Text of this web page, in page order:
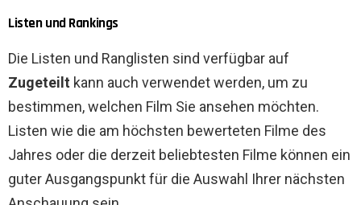
Listen und Rankings
Die Listen und Ranglisten sind verfügbar auf
Zugeteilt kann auch verwendet werden, um zu
bestimmen, welchen Film Sie ansehen möchten.
Listen wie die am höchsten bewerteten Filme des
Jahres oder die derzeit beliebtesten Filme können ein
guter Ausgangspunkt für die Auswahl Ihrer nächsten